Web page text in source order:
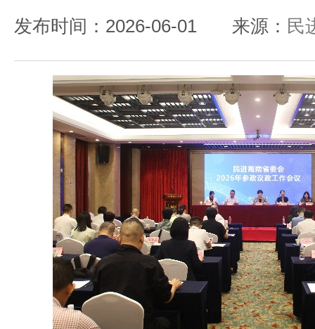
发布时间：2026-06-01 来源： 民